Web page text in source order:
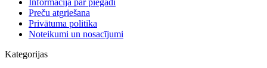
Informācija par piegādi
Preču atgriešana
Privātuma politika
Noteikumi un nosacījumi
Kategorijas